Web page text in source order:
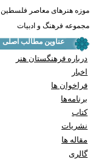
موزه هنرهای معاصر فلسطین
مجموعه فرهنگ و ادبیات
عناوین مطالب اصلی
درباره فرهنگستان هنر
اخبار
فراخوان ها
برنامه‌ها
کتاب
نشریات
مقاله ها
گالری